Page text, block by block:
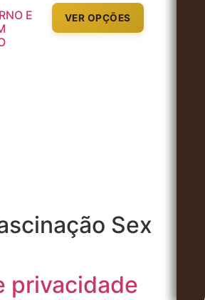
E
VER OPÇÕES
Sex
privacidade